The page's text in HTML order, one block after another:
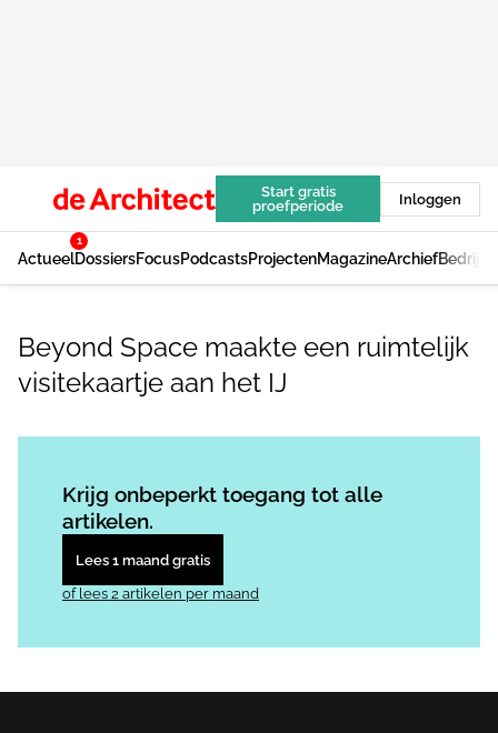
Start gratis
proefperiode
Inloggen
Actueel
1
DossiersFocusPodcastsProjectenMagazineArchief
Beyond Space maakte een ruimtelijk
visitekaartje aan het IJ
Krijg onbeperkt toegang tot alle
artikelen.
Lees 1 maand gratis
of lees 2 artikelen per maand